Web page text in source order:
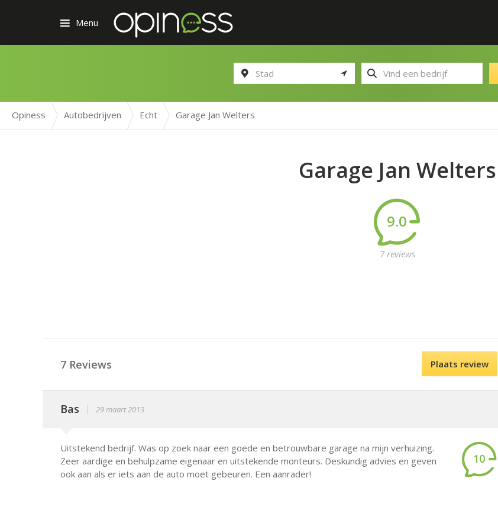
Menu
Opiness Autobedrijven Echt Garage Jan Welters
Garage Jan Welters
9.0
7 reviews
7 Reviews Plaats review
Bas | 29 maart 2013
Uitstekend bedrijf. Was op zoek naar een goede en betrouwbare garage na mijn verhuizing.
Zeer aardige en behulpzame eigenaar en uitstekende monteurs. Deskundig advies en geven
ook aan als er iets aan de auto moet gebeuren. Een aanrader!
10